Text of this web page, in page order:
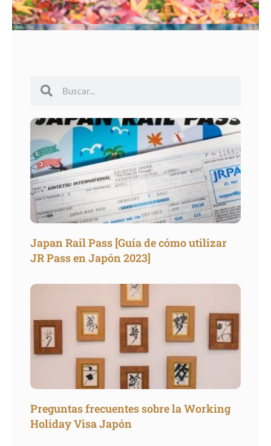
Japan Rail Pass [Guía de cómo utilizar
JR Pass en Japón 2023]
Preguntas frecuentes sobre la Working
Holiday Visa Japón